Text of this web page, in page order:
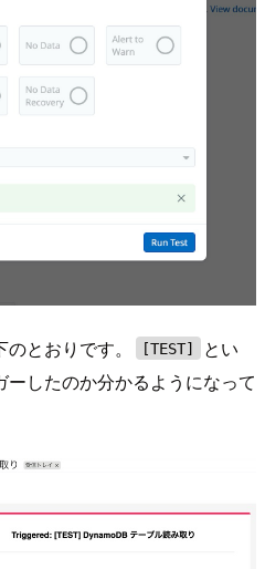
とおりです。 [TEST]
とい
したのか分かるようになって